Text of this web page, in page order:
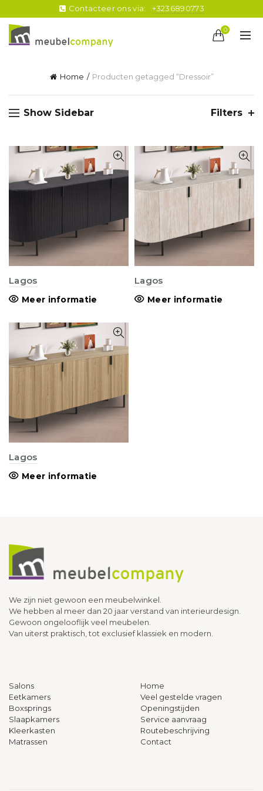
Contacteer ons via: +3236890773
0
Home Producten getagged “Dressoir”
Show Sidebar Filters
Lagos
Meer informatie
Lagos
Meer informatie
Lagos
Meer informatie
We zijn niet gewoon een meubelwinkel.
We hebben al meer dan 20 jaar verstand van interieurdesign.
Gewoon ongelooflijk veel meubelen.
Van uiterst praktisch, tot exclusief klassiek en modern.
Salons
Eetkamers
Boxsprings
Slaapkamers
Kleerkasten
Matrassen
Home
Veel gestelde vragen
Openingstijden
Service aanvraag
Routebeschrijving
Contact